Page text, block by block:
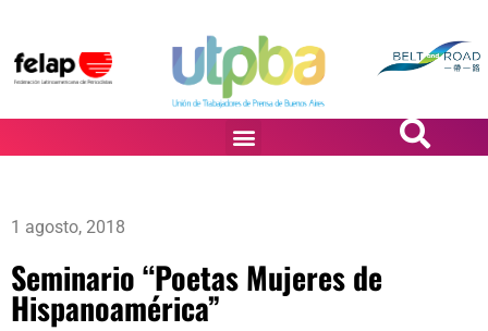
1 agosto, 2018
Seminario “Poetas Mujeres de
Hispanoamérica”